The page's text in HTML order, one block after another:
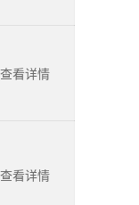
查看详情
查看详情